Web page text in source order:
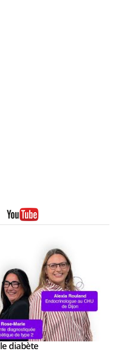
diabèteYoutube